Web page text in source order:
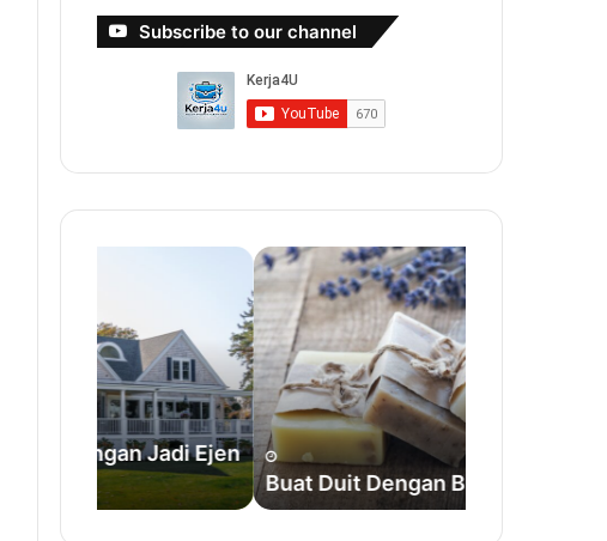
Subscribe to our channel
Bisnes
Sabun
Buat Duit Dengan Bisnes Sabun
Cara
Pergi
Umrah
Ejen